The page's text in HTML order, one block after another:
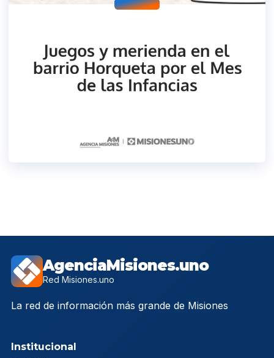
AgenciaMisiones.uno
Red Misiones.uno
La red de información más grande de Misiones
Institucional